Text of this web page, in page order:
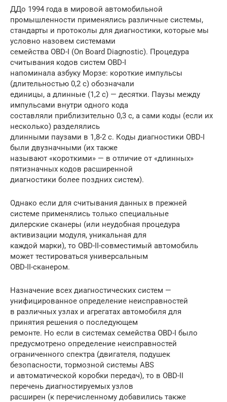
ДДо 1994 года в мировой автомобильной
промышленности применялись различные системы,
стандарты и протоколы для диагностики, которые мы
условно назовем системами
семейства OBD-I (On Board Diagnostic). Процедура
считывания кодов систем OBD-I
напоминала азбуку Морзе: короткие импульсы
(длительностью 0,2 с) обозначали
единицы, а длинные (1,2 с) — десятки. Паузы между
импульсами внутри одного кода
составляли приблизительно 0,3 с, а сами коды (если их
несколько) разделялись
длинными паузами в 1,8-2 с. Коды диагностики OBD-I
были двузначными (их также
называют «короткими» — в отличие от «длинных»
пятизначных кодов расширенной
диагностики более поздних систем).
Однако если для считывания данных в прежней
системе применялись только специальные
дилерские сканеры (или неудобная процедура
активизации модуля, уникальная для
каждой марки), то OBD-II-совместимый автомобиль
может тестироваться универсальным
OBD-II-сканером.
Назначение всех диагностических систем —
унифицированное определение неисправностей
в различных узлах и агрегатах автомобиля для
принятия решения о последующем
ремонте. Но если в системах семейства OBD-I было
предусмотрено определение неисправностей
ограниченного спектра (двигателя, подушек
безопасности, тормозной системы ABS
и автоматической коробки передач), то в OBD-II
перечень диагностируемых узлов
расширен (к перечисленному добавились также